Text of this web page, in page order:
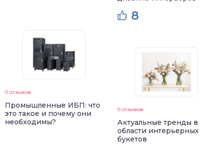
0 отзывов
Промышленные ИБП: что
это такое и почему они
необходимы?
8
0 отзывов
Актуальные тренды в
области интерьерных
букетов